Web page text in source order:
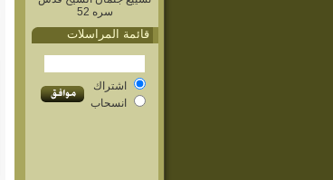
سره 52
قائمة المراسلات
اشتراك
انسحاب